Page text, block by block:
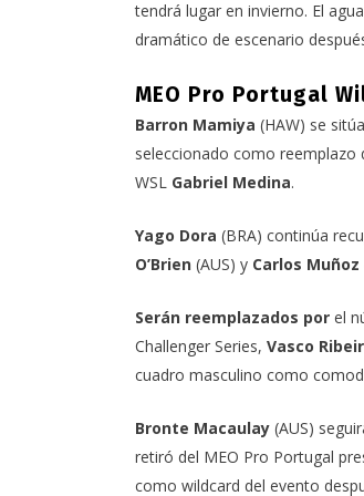
tendrá lugar en invierno. El
dramático de escenario
MEO Pro Portugal
Barron Mamiya (HAW) se
seleccionado como reemplazo
WSL Gabriel Medina.
Yago Dora (BRA) continúa
O’Brien (AUS) y Carlos Muñoz
Serán reemplazados por el
Challenger Series, Vasco
cuadro masculino como
Bronte Macaulay (AUS)
retiró del MEO Pro Portugal
como wildcard del evento